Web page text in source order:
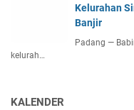
Kelurahan
Banjir
Padang —
kelurah…
KALENDER